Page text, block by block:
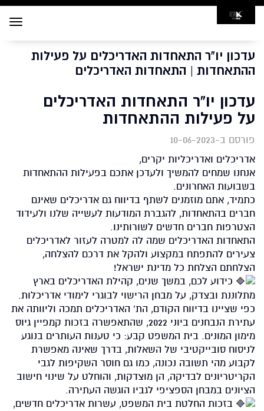
Toggle
עדכון יו"ר התאחדות האדריכלים על פעילות
ההתאחדות | התאחדות האדריכלים
עדכון יו"ר התאחדות האדריכלים
על פעילות ההתאחדות
פורסם ב-10-06-2023
אדריכלים ואדריכליות יקרים,
אנחנו שמחים להמשיך ולעדכן אתכם בפעילות ההתאחדות
בשבועות האחרונים.
כתמיד, אתם מוזמנים לשתף בדיווח גם אדריכלים שאינם
חברים בהתאחדות, להגברת המודעות לעשייה שלנו ולעידוד
הצטרפות חברים חדשים לשורותינו.
התאחדות האדריכלים שמה לה למטרה לעזור לאדריכלים
צעירים להתפתח במקצוע ולהקל את דרכם להצלחה,
הצלחתם הצלחת כל מדינת ישראל!
כידוע לכם, במשך שנים, קהילת האדריכלים בארץ
מתלוננת ובצדק, על מבחן הרישוי לבוגרי לימודי אדריכלות.
כפי שציינו בדיווח הקודם, הת' האדריכלים תמכה וליוותה את
עתירת הנבחנים ביוני 2022, שהתאפשרה בזכות קמפיין גיוס
מימון המונים. בית המשפט קבע: כי טענות העותרים בנוגע
לניסוח סובייקטיבי של השאלות, בדרך שאינה מאפשרת
לקבוע מהי תשובה נכונה, כמו גם חוסר השקיפות לגבי
הקריטריונים לבדיקה, הן מוצדקות, והוחלט על שינוי חישוב
הציונים במבחן הספציפי לגביו הוגשה העתירה.
בזכות החלטת בית המשפט, עשרות אדריכלים חדשים,